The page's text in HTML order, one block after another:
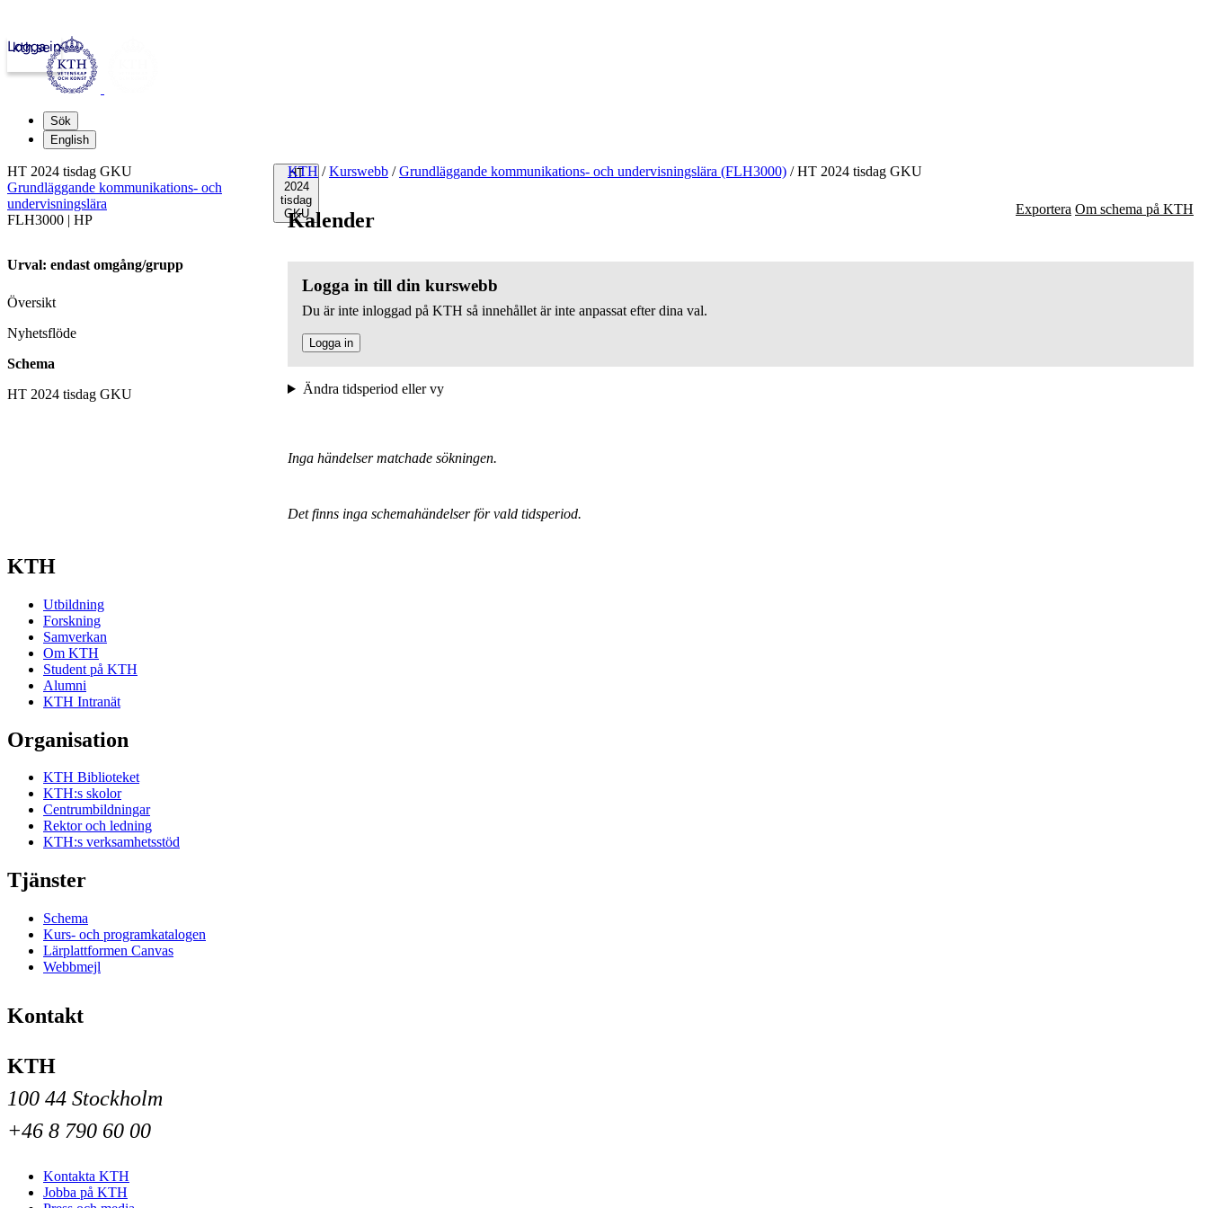
kth.se
Logga in
Sök
English
HT
2024
tisdag
GKU
KTH / Kurswebb / Grundläggande kommunikations- och undervisningslära (FLH3000) /HT 2024 tisdag GKU
Kalender Exportera Om schema på KTH
Logga in till din kurswebb
Du är inte inloggad på KTH så innehållet är inte anpassat efter dina val.
Logga in
Ändra tidsperiod eller vy
Inga händelser matchade sökningen.
Det finns inga schemahändelser för vald tidsperiod.
HT 2024 tisdag GKU
Grundläggande kommunikations- och
undervisningslära
FLH3000 | HP
Urval: endast omgång/grupp
Översikt
Nyhetsflöde
Schema
HT 2024 tisdag GKU
KTH
Utbildning
Forskning
Samverkan
Om KTH
Student på KTH
Alumni
KTH Intranät
Organisation
KTH Biblioteket
KTH:s skolor
Centrumbildningar
Rektor och ledning
KTH:s verksamhetsstöd
Tjänster
Schema
Kurs- och programkatalogen
Lärplattformen Canvas
Webbmejl
Kontakt
KTH
100 44 Stockholm
+46 8 790 60 00
Kontakta KTH
Jobba på KTH